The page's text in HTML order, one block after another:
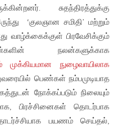
சுதந்திரத்துக்கு
‘குலஞான சமிதி’ மற்றும்
வாழ்க்கைக்குள் பிரவேசிக்கும்
நலன்களுக்காக
முக்கியமான நுழைவாயிலாக
பெண்கள் நம்பமுடியாத
நோக்கப்படும் நிலையும்
பிரச்சினைகள் தொடர்பாக
பயணம் செய்தல்,